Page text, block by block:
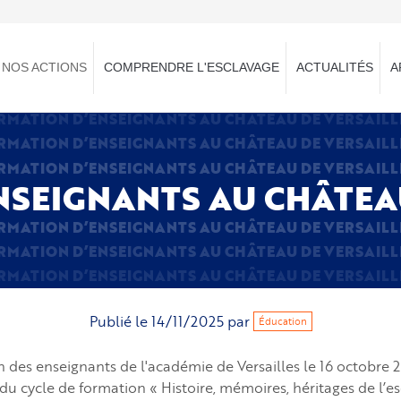
NOS ACTIONS COMPRENDRE L'ESCLAVAGE ACTUALITÉS
D’ENSEIGNANTS AU CHÂTEAU DE
D’ENSEIGNANTS AU CHÂTEAU DE
D’ENSEIGNANTS AU CHÂTEAU DE
AU
D’ENSEIGNANTS AU CHÂTEAU DE
D’ENSEIGNANTS AU CHÂTEAU DE
D’ENSEIGNANTS AU CHÂTEAU DE
Publié le14/11/2025 par Éducation
enseignants de l'académie de Versailles le 16 octobre
cycle de formation « Histoire, mémoires, héritages de